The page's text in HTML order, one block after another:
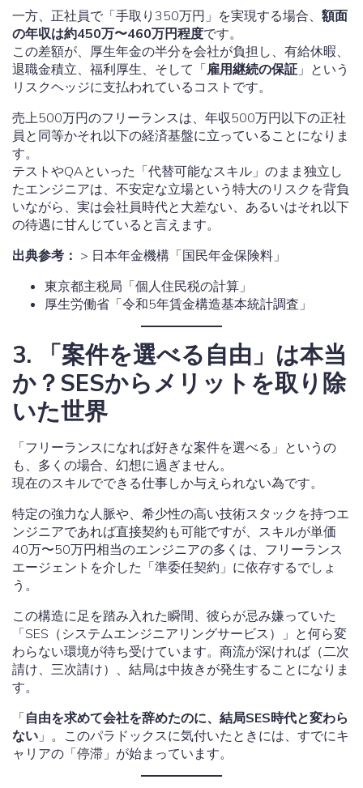
一方、正社員で「手取り350万円」を実現する場合、 額面
の年収は約450万〜460万円程度です。
この差額が、厚生年金の半分を会社が負担し、有給休暇、
退職金積立、福利厚生、そして「雇用継続の保証 」という
リスクヘッジに支払われているコストです。
売上500万円のフリーランスは、年収500万円以下の正社
員と同等かそれ以下の経済基盤に立っていることになりま
す。
テストやQAといった「代替可能なスキル」のまま独立し
たエンジニアは、不安定な立場という特大のリスクを背負
いながら、実は会社員時代と大差ない、あるいはそれ以下
の待遇に甘んじていると言えます。
出典参考： > 日本年金機構「国民年金保険料」
東京都主税局「個人住民税の計算」
厚生労働省「令和5年賃金構造基本統計調査」
3. 「案件を選べる自由」は本当
か？SESからメリットを取り除
いた世界
「フリーランスになれば好きな案件を選べる」というの
も、多くの場合、幻想に過ぎません。
現在のスキルでできる仕事しか与えられない為です。
特定の強力な人脈や、希少性の高い技術スタックを持つエ
ンジニアであれば直接契約も可能ですが、スキルが単価
40万〜50万円相当のエンジニアの多くは、フリーランス
エージェントを介した「準委任契約」に依存するでしょ
う。
この構造に足を踏み入れた瞬間、彼らが忌み嫌っていた
「SES（システムエンジニアリングサービス）」と何ら変
わらない環境が待ち受けています。商流が深ければ（二次
請け、三次請け）、結局は中抜きが発生することになりま
す。
「自由を求めて会社を辞めたのに、結局SES時代と変わら
ない 」。このパラドックスに気付いたときには、すでにキ
ャリアの「停滞」が始まっています。